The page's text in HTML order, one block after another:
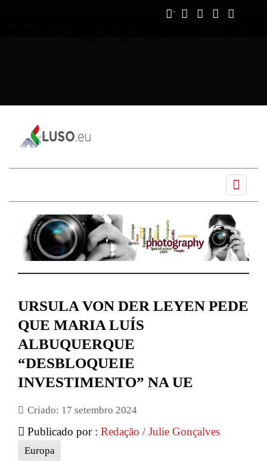
URSULA VON DER LEYEN PEDE
QUE MARIA LUÍS
ALBUQUERQUE
“DESBLOQUEIE
INVESTIMENTO” NA UE
Criado: 17 setembro 2024
Publicado por : Redação / Julie Gonçalves
Europa
Ano
Mês
Próximo
Próximo